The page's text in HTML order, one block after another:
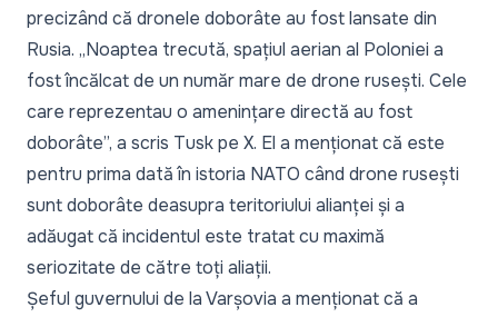
precizând că dronele doborâte au fost lansate din
Rusia. „Noaptea trecută, spațiul aerian al Poloniei a
fost încălcat de un număr mare de drone rusești. Cele
care reprezentau o amenințare directă au fost
doborâte”, a scris Tusk pe X. El a menționat că este
pentru prima dată în istoria NATO când drone rusești
sunt doborâte deasupra teritoriului alianței și a
adăugat că incidentul este tratat cu maximă
seriozitate de către toți aliații.
Șeful guvernului de la Varșovia a menționat că a